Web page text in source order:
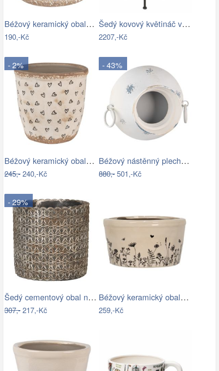
Béžový keramický obal na květináč s…
190,-Kč
Šedý kovový květináč ve stojanu Oteks -…
2207,-Kč
- 2%
Béžový keramický obal na květináč se…
245,-240,-Kč
- 43%
Béžový nástěnný plechový květináč Fun…
880,-501,-Kč
- 29%
Šedý cementový obal na květináč s…
307,-217,-Kč
Béžový keramický obal na květináč s…
259,-Kč